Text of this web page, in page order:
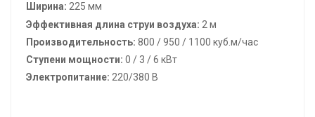
Ширина: 225 мм
Эффективная длина струи воздуха: 2 м
Производительность: 800 / 950 / 1100 куб.м/час
Ступени мощности: 0 / 3 / 6 кВт
Электропитание: 220/380 В